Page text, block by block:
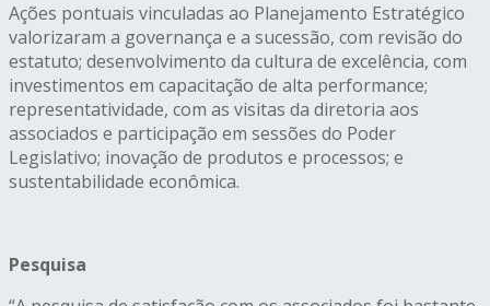
Ações pontuais vinculadas ao Planejamento Estratégico
valorizaram a governança e a sucessão, com revisão do
estatuto; desenvolvimento da cultura de excelência, com
investimentos em capacitação de alta performance;
representatividade, com as visitas da diretoria aos
associados e participação em sessões do Poder
Legislativo; inovação de produtos e processos; e
sustentabilidade econômica.
Pesquisa